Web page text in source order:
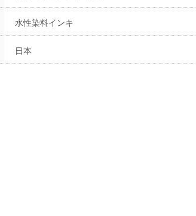
水性染料インキ
日本